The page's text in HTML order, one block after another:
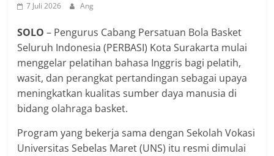
7 Juli 2026 Ang
SOLO – Pengurus Cabang Persatuan Bola Basket
Seluruh Indonesia (PERBASI) Kota Surakarta mulai
menggelar pelatihan bahasa Inggris bagi pelatih,
wasit, dan perangkat pertandingan sebagai upaya
meningkatkan kualitas sumber daya manusia di
bidang olahraga basket.
Program yang bekerja sama dengan Sekolah Vokasi
Universitas Sebelas Maret (UNS) itu resmi dimulai